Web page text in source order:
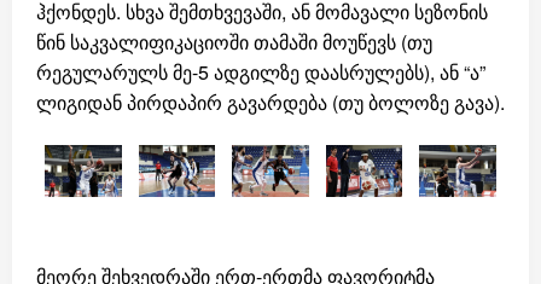
ჰქონდეს. სხვა შემთხვევაში, ან მომავალი სეზონის
წინ საკვალიფიკაციოში თამაში მოუწევს (თუ
რეგულარულს მე-5 ადგილზე დაასრულებს), ან “ა”
ლიგიდან პირდაპირ გავარდება (თუ ბოლოზე გავა).
მეორე შეხვედრაში ერთ-ერთმა ფავორიტმა